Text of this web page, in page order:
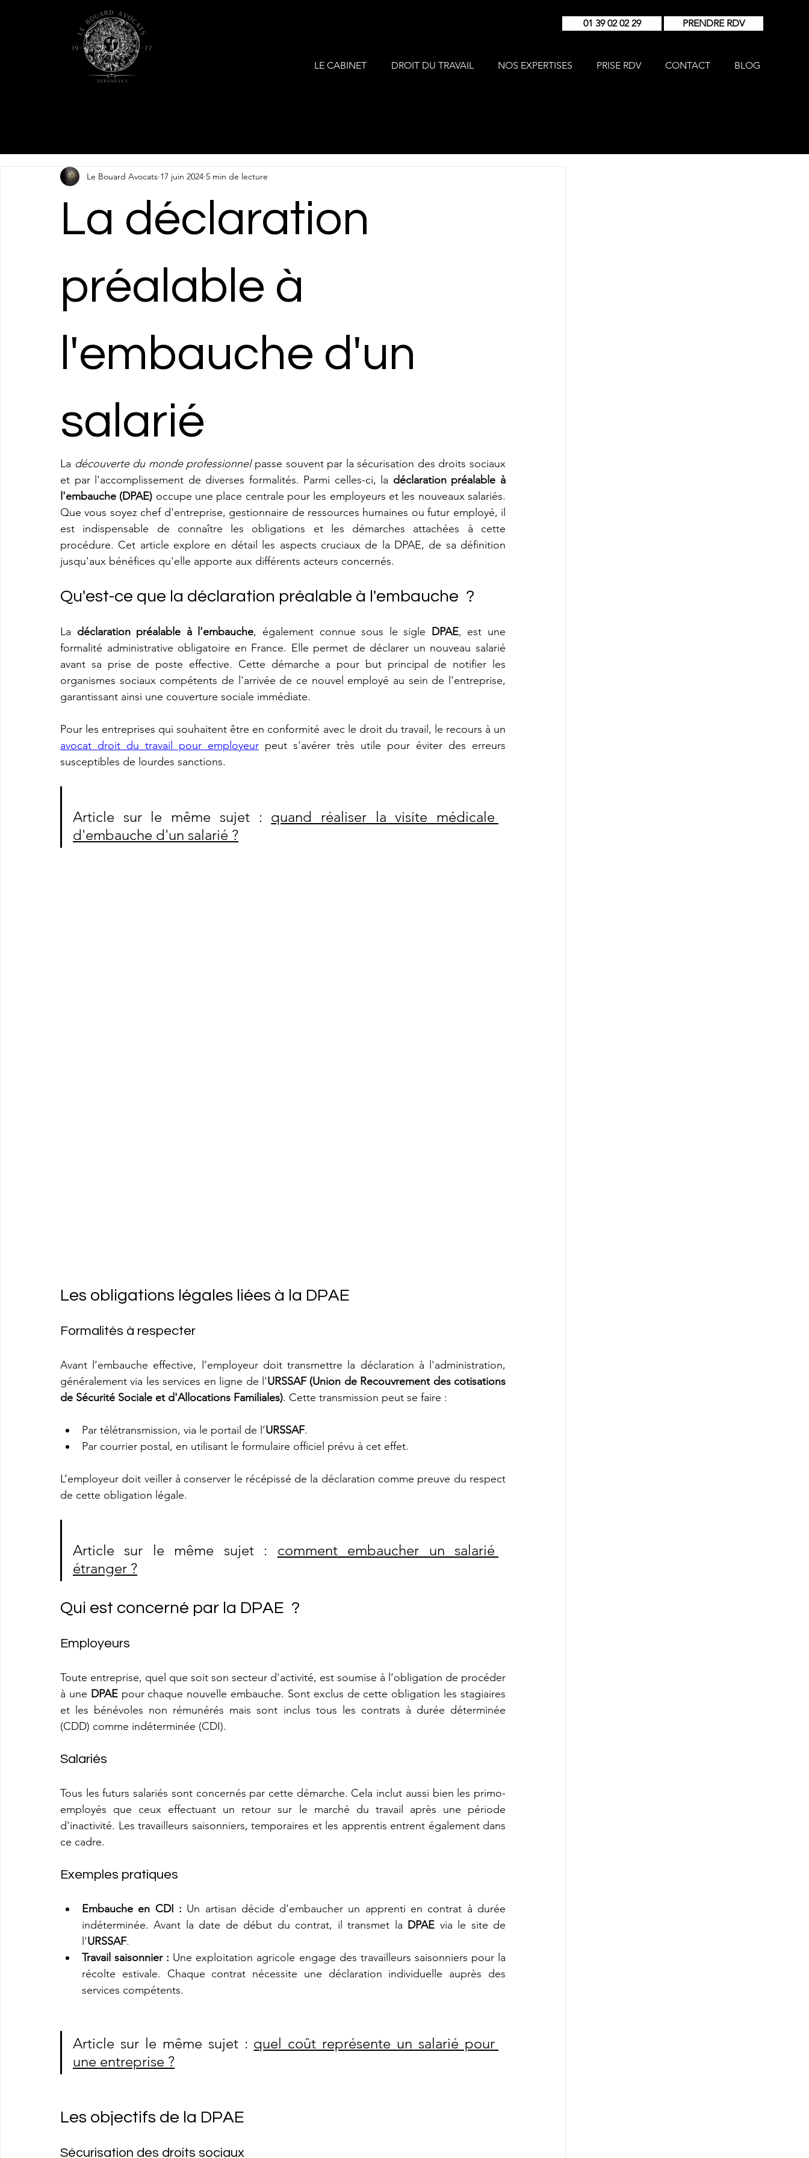
01 39 02 02 29 PRENDRE RDV
LE CABINET DROIT DU TRAVAIL NOS EXPERTISES PRISE RDV CONTACT BLOG
La déclaration
préalable à
l'embauche d'un
salarié
Le Bouard Avocats 17 juin 2024 5 min de lecture
La découverte du monde professionnel passe souvent par la sécurisation des droits sociaux
et par l'accomplissement de diverses formalités. Parmi celles-ci, la déclaration préalable à
l'embauche (DPAE) occupe une place centrale pour les employeurs et les nouveaux salariés.
Que vous soyez chef d'entreprise, gestionnaire de ressources humaines ou futur employé, il
est indispensable de connaître les obligations et les démarches attachées à cette
procédure. Cet article explore en détail les aspects cruciaux de la DPAE, de sa définition
jusqu'aux bénéfices qu'elle apporte aux différents acteurs concernés.
Qu'est-ce que la déclaration préalable à l'embauche  ?
La déclaration préalable à l'embauche, également connue sous le sigle DPAE, est une
formalité administrative obligatoire en France. Elle permet de déclarer un nouveau salarié
avant sa prise de poste effective. Cette démarche a pour but principal de notifier les
organismes sociaux compétents de l'arrivée de ce nouvel employé au sein de l'entreprise,
garantissant ainsi une couverture sociale immédiate.
avocat droit du travail pour employeur peut s'avérer très utile pour éviter des erreurs
susceptibles de lourdes sanctions.
Article sur le même sujet : quand réaliser la visite médicale
d'embauche d'un salarié ?
Les obligations légales liées à la DPAE
Formalités à respecter
Avant l’embauche effective, l’employeur doit transmettre la déclaration à l'administration,
généralement via les services en ligne de l'URSSAF (Union de Recouvrement des cotisations
de Sécurité Sociale et d'Allocations Familiales). Cette transmission peut se faire :
Par télétransmission, via le portail de l’URSSAF.
Par courrier postal, en utilisant le formulaire officiel prévu à cet effet.
L’employeur doit veiller à conserver le récépissé de la déclaration comme preuve du respect
de cette obligation légale.
Article sur le même sujet : comment embaucher un salarié
étranger ?
Qui est concerné par la DPAE  ?
Employeurs
Toute entreprise, quel que soit son secteur d'activité, est soumise à l’obligation de procéder
à une DPAE pour chaque nouvelle embauche. Sont exclus de cette obligation les stagiaires
et les bénévoles non rémunérés mais sont inclus tous les contrats à durée déterminée
(CDD) comme indéterminée (CDI).
Salariés
Tous les futurs salariés sont concernés par cette démarche. Cela inclut aussi bien les primo-
employés que ceux effectuant un retour sur le marché du travail après une période
d'inactivité. Les travailleurs saisonniers, temporaires et les apprentis entrent également dans
ce cadre.
Exemples pratiques
Embauche en CDI : Un artisan décide d'embaucher un apprenti en contrat à durée
indéterminée. Avant la date de début du contrat, il transmet la DPAE via le site de
l'URSSAF.
Travail saisonnier : Une exploitation agricole engage des travailleurs saisonniers pour la
récolte estivale. Chaque contrat nécessite une déclaration individuelle auprès des
services compétents.
Article sur le même sujet : quel coût représente un salarié pour
une entreprise ?
Les objectifs de la DPAE
Sécurisation des droits sociaux